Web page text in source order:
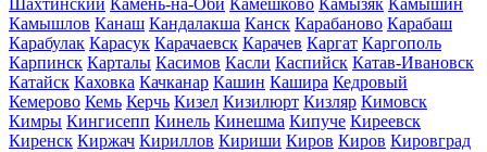
Шахтинский Камень-на-Оби Камешково Камызяк Камышин
Камышлов Канаш Кандалакша Канск Карабаново Карабаш
Карабулак Карасук Карачаевск Карачев Каргат Каргополь
Карпинск Карталы Касимов Касли Каспийск Катав-Ивановск
Катайск Каховка Качканар Кашин Кашира Кедровый
Кемерово Кемь Керчь Кизел Кизилюрт Кизляр Кимовск
Кимры Кингисепп Кинель Кинешма Кипуче Киреевск
Киренск Киржач Кириллов Кириши Киров Киров Кировград